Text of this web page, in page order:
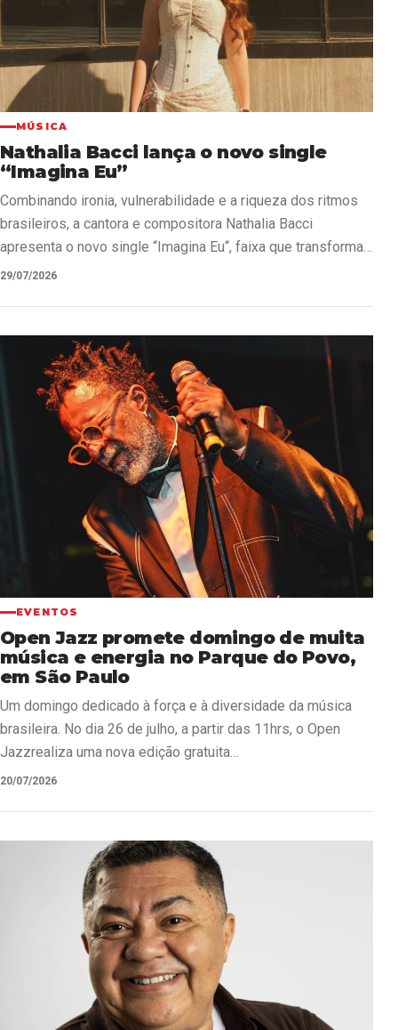
MÚSICA
Nathalia Bacci lança o novo single
“Imagina Eu”
Combinando ironia, vulnerabilidade e a riqueza dos ritmos
brasileiros, a cantora e compositora Nathalia Bacci
apresenta o novo single “Imagina Eu“, faixa que transforma…
29/07/2026
EVENTOS
Open Jazz promete domingo de muita
música e energia no Parque do Povo,
em São Paulo
Um domingo dedicado à força e à diversidade da música
brasileira. No dia 26 de julho, a partir das 11hrs, o Open
Jazzrealiza uma nova edição gratuita…
20/07/2026